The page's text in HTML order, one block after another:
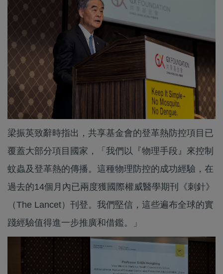
梁振英致辭時指出，共享基金會的登革熱防控項目已
覆蓋大部分項目國家，「我們以『物理手段』來控制
蚊蟲及登革熱的傳播。這種物理防控的成功經驗，在
過去的14個月內已兩度獲國際權威醫學期刊《刺針》
（The Lancet）刊登。我們堅信，這些遍布全球的實
踐經驗值得進一步推廣和借鑑。」